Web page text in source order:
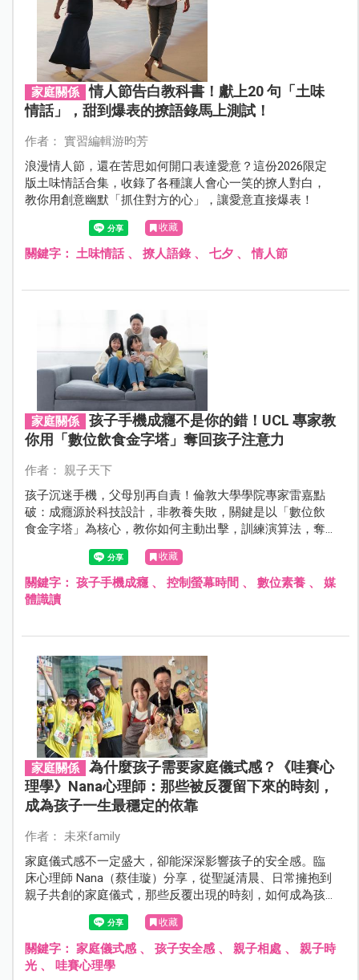
家庭關係
情人節告白教科書！獻上20 句「土味
情話」，甜到爆表的撩語錄馬上測試！
作者： 實習編輯游昀芳
浪漫情人節，還在苦思如何開口表達愛意？這份2026限定
版土味情話合集，收錄了各種讓人會心一笑的撩人對白，
教你用創意幽默「抓住對方的心」，讓愛意直接爆表！
收藏
關鍵字： 土味情話、 撩人語錄、 七夕、情人節
家庭關係
孩子手機成癮不是你的錯！UCL 專家教
你用「數位飲食金字塔」奪回孩子注意力
作者： 親子天下
孩子沉迷手機，父母別再自責！倫敦大學學院專家雷嘉點
破：成癮源於科技設計，非教養失敗，關鍵是以「數位飲
食金字塔」為核心，教你如何主動出擊，訓練演算法，奪
回孩子和家庭的注意力主導權。
收藏
關鍵字： 孩子手機成癮、 控制螢幕時間 、 數位素養、 媒
體識讀
家庭關係
為什麼孩子需要家庭儀式感？《哇賽心
理學》Nana心理師：那些被反覆留下來的時刻，
成為孩子一生最穩定的依靠
作者： 未來family
家庭儀式感不一定盛大，卻能深深影響孩子的安全感。臨
床心理師 Nana（蔡佳璇）分享，從聖誕清晨、日常擁抱到
親子共創的家庭儀式，那些反覆出現的時刻，如何成為孩
子一生最穩定的依靠。
收藏
關鍵字： 家庭儀式感、 孩子安全感、 親子相處、 親子時
光、 哇賽心理學